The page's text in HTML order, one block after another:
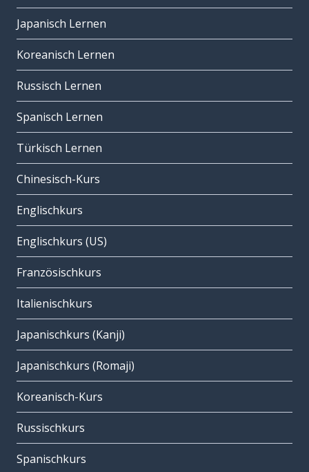
Japanisch Lernen
Koreanisch Lernen
Russisch Lernen
Spanisch Lernen
Türkisch Lernen
Chinesisch-Kurs
Englischkurs
Englischkurs (US)
Französischkurs
Italienischkurs
Japanischkurs (Kanji)
Japanischkurs (Romaji)
Koreanisch-Kurs
Russischkurs
Spanischkurs